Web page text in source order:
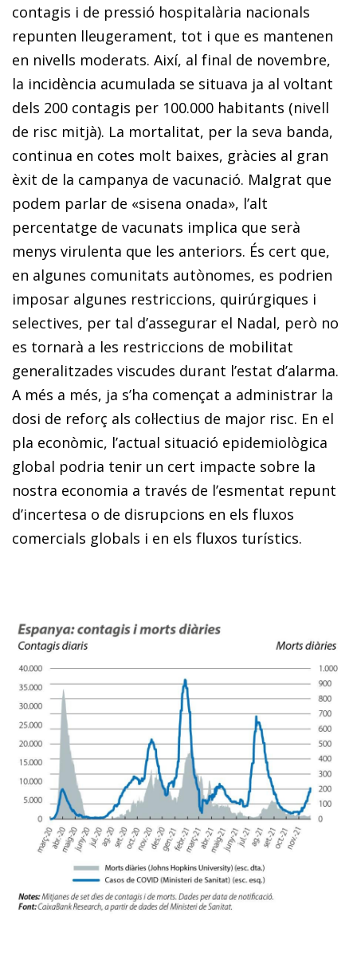
contagis i de pressió hospitalària nacionals
repunten lleugerament, tot i que es mantenen
en nivells moderats. Així, al final de novembre,
la incidència acumulada se situava ja al voltant
dels 200 contagis per 100.000 habitants (nivell
de risc mitjà). La mortalitat, per la seva banda,
continua en cotes molt baixes, grà­­­­cies al gran
èxit de la campanya de vacunació. Malgrat que
po­­dem parlar de «sisena onada», l’alt
percentatge de vacunats implica que serà
menys virulenta que les anteriors. És cert que,
en algunes comunitats autònomes, es podrien
imposar algunes restriccions, quirúrgiques i
selectives, per tal d’assegurar el Nadal, però no
es tornarà a les restriccions de mobilitat
generalitzades viscudes durant l’estat d’alarma.
A més a més, ja s’ha co­­mençat a administrar la
dosi de reforç als col·lectius de major risc. En el
pla econòmic, l’actual situació epidemiològica
global podria tenir un cert impacte sobre la
nostra economia a través de l’esmentat repunt
d’incertesa o de disrupcions en els fluxos
comercials globals i en els fluxos turístics.